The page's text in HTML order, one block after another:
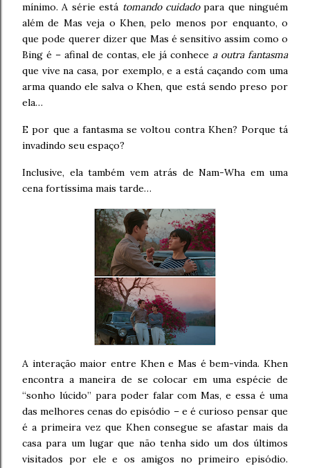
mínimo. A série está tomando cuidadopara que ninguém
além de Mas veja o Khen, pelo menos por enquanto, o
que pode querer dizer que Mas é sensitivo assim como o
Bing é – afinal de contas, ele já conhecea outra fantasma
que vive na casa, por exemplo, e a está caçando com uma
arma quando ele salva o Khen, que está sendo preso por
ela…
E por que a fantasma se voltou contra Khen? Porque tá
invadindo seu espaço?
Inclusive, ela também vem atrás de Nam-Wha em uma
cena fortíssima mais tarde…
A interação maior entre Khen e Mas é bem-vinda. Khen
encontra a maneira de se colocar em uma espécie de
“sonho lúcido” para poder falar com Mas, e essa é uma
das melhores cenas do episódio – e é curioso pensar que
é a primeira vez que Khen consegue se afastar mais da
casa para um lugar que não tenha sido um dos últimos
visitados por ele e os amigos no primeiro episódio.